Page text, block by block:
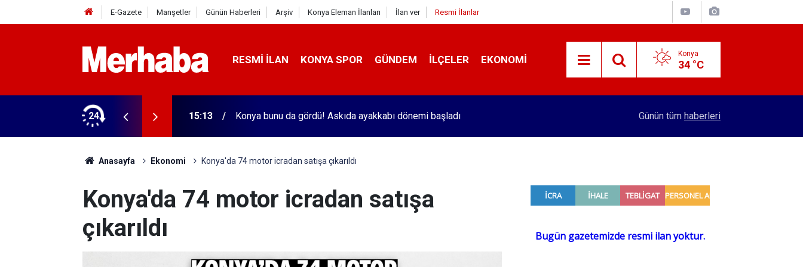
E-Gazete Manşetler Günün Haberleri Arşiv Konya Eleman İlanları İlan ver Resmi İlanlar
RESMI İLAN KONYA SPOR GÜNDEM İLÇELER EKONOMI Konya
34 °C
24 15:13 Konya bunu da gördü! Askıda ayakkabı dönemi başladı Patates fiyatını düşürecek sevkiyat! 2 bin TIR
Günün tüm haberleri
Anasayfa Ekonomi Konya'da 74 motor icradan satışa çıkarıldı
Konya'da 74 motor icradan satışa
çıkarıldı